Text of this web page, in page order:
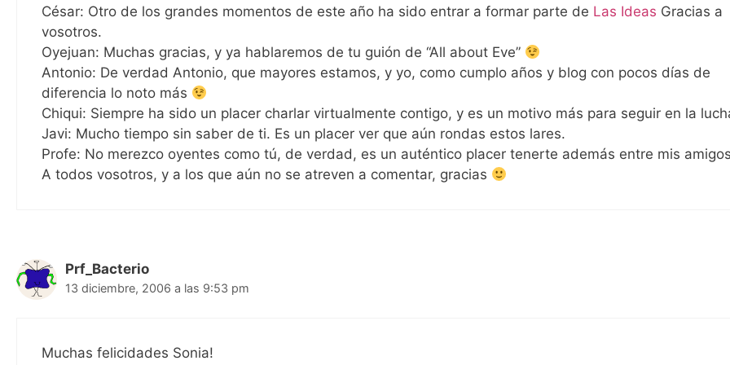
César: Otro de los grandes momentos de este año ha sido entrar a formar parte de Las Ideas Gracias a
vosotros.
Oyejuan: Muchas gracias, y ya hablaremos de tu guión de “All about Eve”
Antonio: De verdad Antonio, que mayores estamos, y yo, como cumplo años y blog con pocos días de
diferencia lo noto más
Chiqui: Siempre ha sido un placer charlar virtualmente contigo, y es un motivo más para seguir en la
Javi: Mucho tiempo sin saber de ti. Es un placer ver que aún rondas estos lares.
Profe: No merezco oyentes como tú, de verdad, es un auténtico placer tenerte además entre mis
A todos vosotros, y a los que aún no se atreven a comentar, gracias
Prf_Bacterio
13 diciembre, 2006 a las 9:53 pm
Muchas felicidades Sonia!